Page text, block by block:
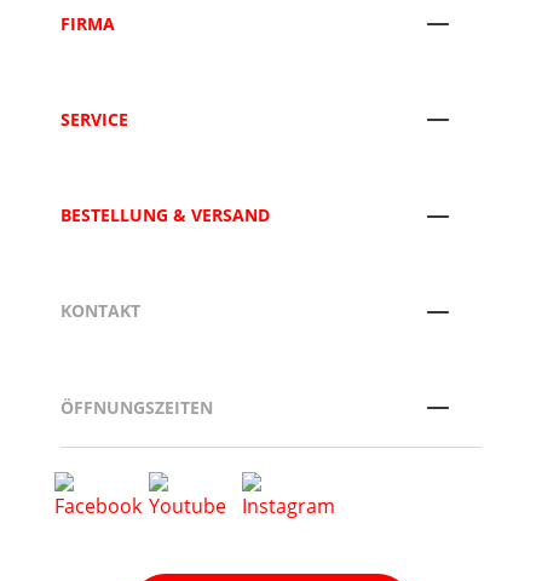
FIRMA
SERVICE
BESTELLUNG & VERSAND
KONTAKT
ÖFFNUNGSZEITEN